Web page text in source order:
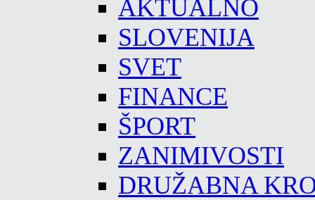
AKTUALNO
SLOVENIJA
SVET
FINANCE
ŠPORT
ZANIMIVOSTI
DRUŽABNA